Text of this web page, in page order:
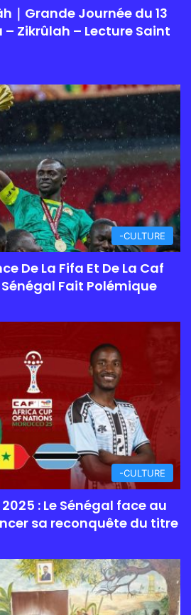
｜Grande Journée du 13
– Zikrûlah – Lecture Saint
-CULTURE
De La Fifa Et De La Caf
Sénégal Fait Polémique
-CULTURE
: Le Sénégal face au
sa reconquête du titre